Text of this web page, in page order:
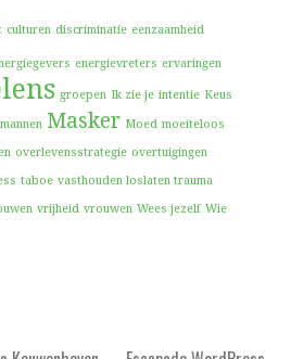
culturen discriminatie eenzaamheid
energievreters ervaringen
groepen Ik zie je intentie Keus
mannen Masker Moed moeiteloos
overlevensstrategie overtuigingen
taboe vasthouden loslaten trauma
vrijheid vrouwen Wees jezelf Wie